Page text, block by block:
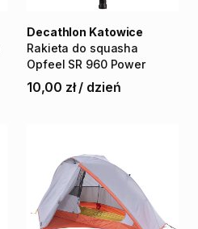
Rakieta do squasha
Opfeel SR 960 Power
Decathlon Katowice
10,00 zł / dzień